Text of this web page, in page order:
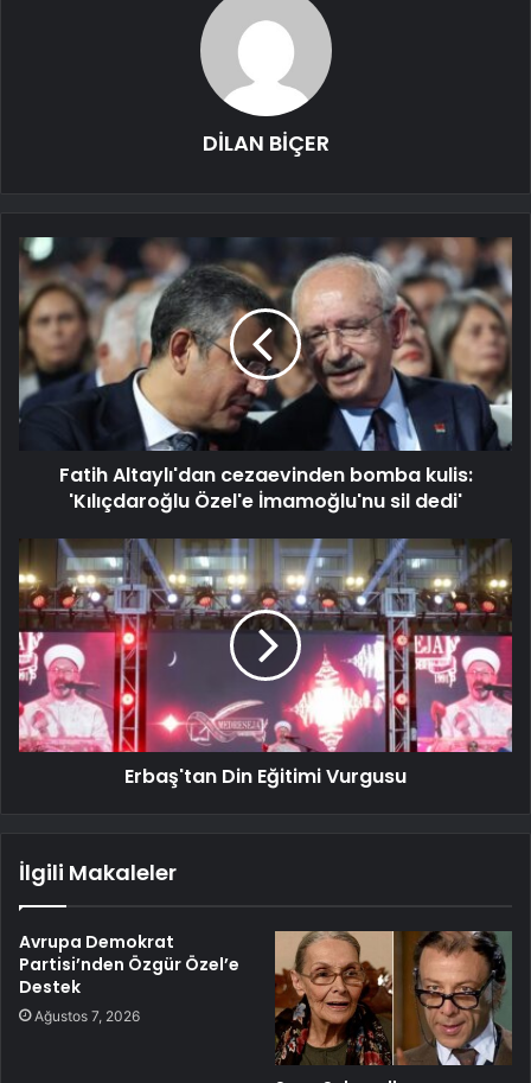
DİLAN BİÇER
Fatih Altaylı'dan cezaevinden bomba kulis:
'Kılıçdaroğlu Özel'e İmamoğlu'nu sil dedi'
Erbaş'tan Din Eğitimi Vurgusu
İlgili Makaleler
Avrupa Demokrat
Partisi’nden Özgür Özel’e
Destek
Ağustos 7, 2026